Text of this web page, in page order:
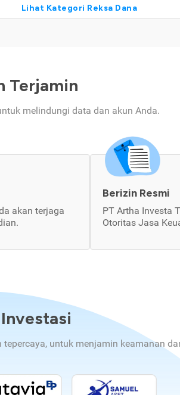
Lihat Kategori Reksa Dana
Terjamin
melindungi data dan akun Anda.
akan terjaga
Berizin Resmi
PT Artha Investa
Otoritas Jasa
untuk menjamin keamanan